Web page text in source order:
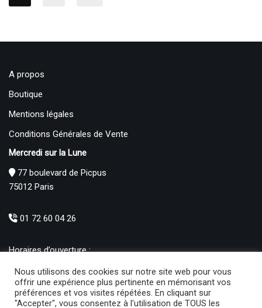
A propos
Boutique
Mentions légales
Conditions Générales de Vente
Mercredi sur la Lune
77 boulevard de Picpus
75012 Paris
01 72 60 04 26
Horaires d’ouverture :
Mercredi au Samedi : 10h30 – 19h00
Produits
Nous utilisons des cookies sur notre site web pour vous
offrir une expérience plus pertinente en mémorisant vos
préférences et vos visites répétées. En cliquant sur
"Accepter", vous consentez à l'utilisation de TOUS les